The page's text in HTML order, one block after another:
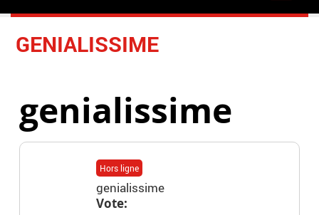
GENIALISSIME
genialissime
Hors ligne
genialissime
Vote: